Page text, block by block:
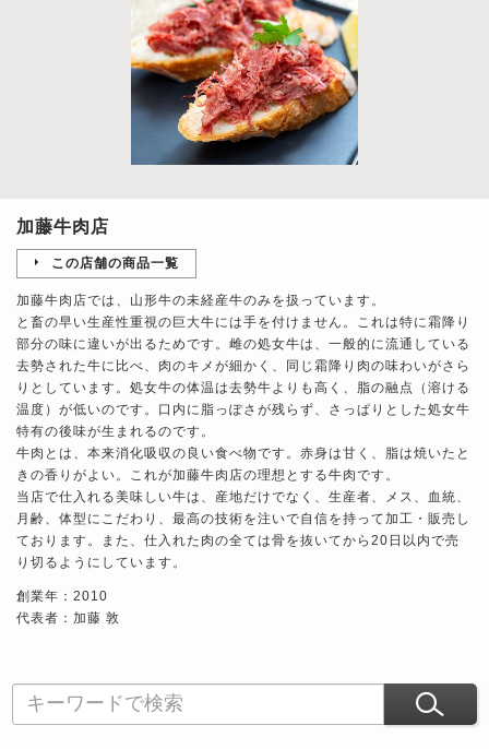
加藤牛肉店
この店舗の商品一覧
加藤牛肉店では、山形牛の未経産牛のみを扱っています。
と畜の早い生産性重視の巨大牛には手を付けません。これは特に霜降り
部分の味に違いが出るためです。雌の処女牛は、一般的に流通している
去勢された牛に比べ、肉のキメが細かく、同じ霜降り肉の味わいがさら
りとしています。処女牛の体温は去勢牛よりも高く、脂の融点（溶ける
温度）が低いのです。口内に脂っぽさが残らず、さっぱりとした処女牛
特有の後味が生まれるのです。
牛肉とは、本来消化吸収の良い食べ物です。赤身は甘く、脂は焼いたと
きの香りがよい。これが加藤牛肉店の理想とする牛肉です。
当店で仕入れる美味しい牛は、産地だけでなく、生産者、メス、血統、
月齢、体型にこだわり、最高の技術を注いで自信を持って加工・販売し
ております。また、仕入れた肉の全ては骨を抜いてから20日以内で売
り切るようにしています。
創業年：2010
代表者：加藤 敦